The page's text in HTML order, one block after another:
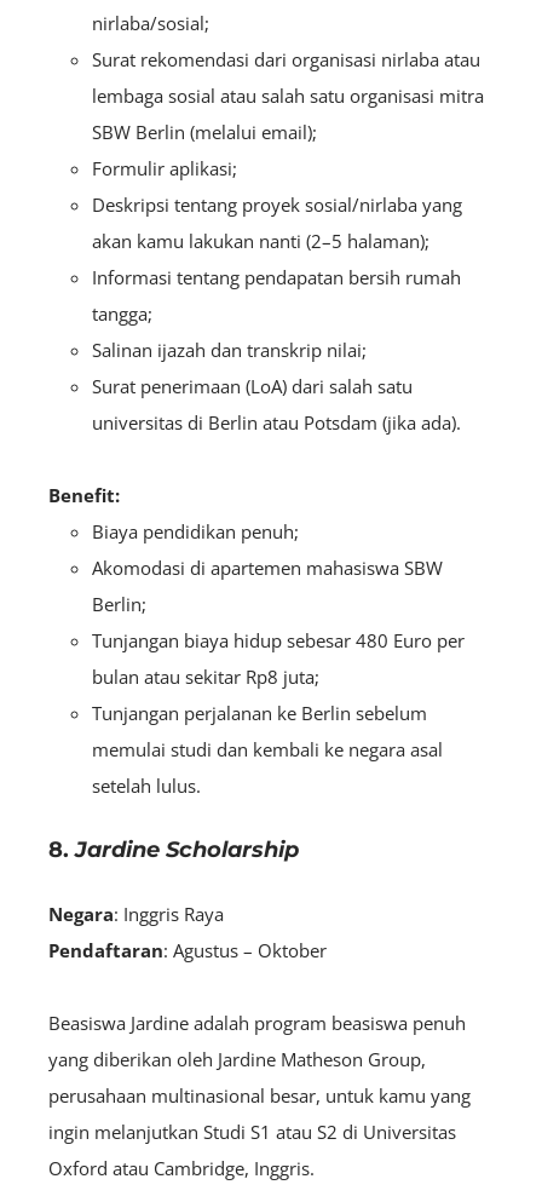
nirlaba/sosial;
Surat rekomendasi dari organisasi nirlaba atau
lembaga sosial atau salah satu organisasi mitra
SBW Berlin (melalui email);
Formulir aplikasi;
Deskripsi tentang proyek sosial/nirlaba yang
akan kamu lakukan nanti (2–5 halaman);
Informasi tentang pendapatan bersih rumah
tangga;
Salinan ijazah dan transkrip nilai;
Surat penerimaan (LoA) dari salah satu
universitas di Berlin atau Potsdam (jika ada).
Benefit:
Biaya pendidikan penuh;
Akomodasi di apartemen mahasiswa SBW
Berlin;
Tunjangan biaya hidup sebesar 480 Euro per
bulan atau sekitar Rp8 juta;
Tunjangan perjalanan ke Berlin sebelum
memulai studi dan kembali ke negara asal
setelah lulus.
8.Jardine Scholarship
Negara: Inggris Raya
Pendaftaran: Agustus – Oktober
Beasiswa Jardine adalah program beasiswa penuh
yang diberikan oleh Jardine Matheson Group,
perusahaan multinasional besar, untuk kamu yang
ingin melanjutkan Studi S1 atau S2 di Universitas
Oxford atau Cambridge, Inggris.